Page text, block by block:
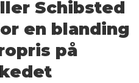
Schibsted
en blanding
på